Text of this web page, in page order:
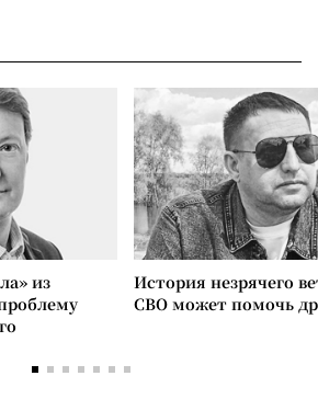
из
История незрячего
СВО может помочь